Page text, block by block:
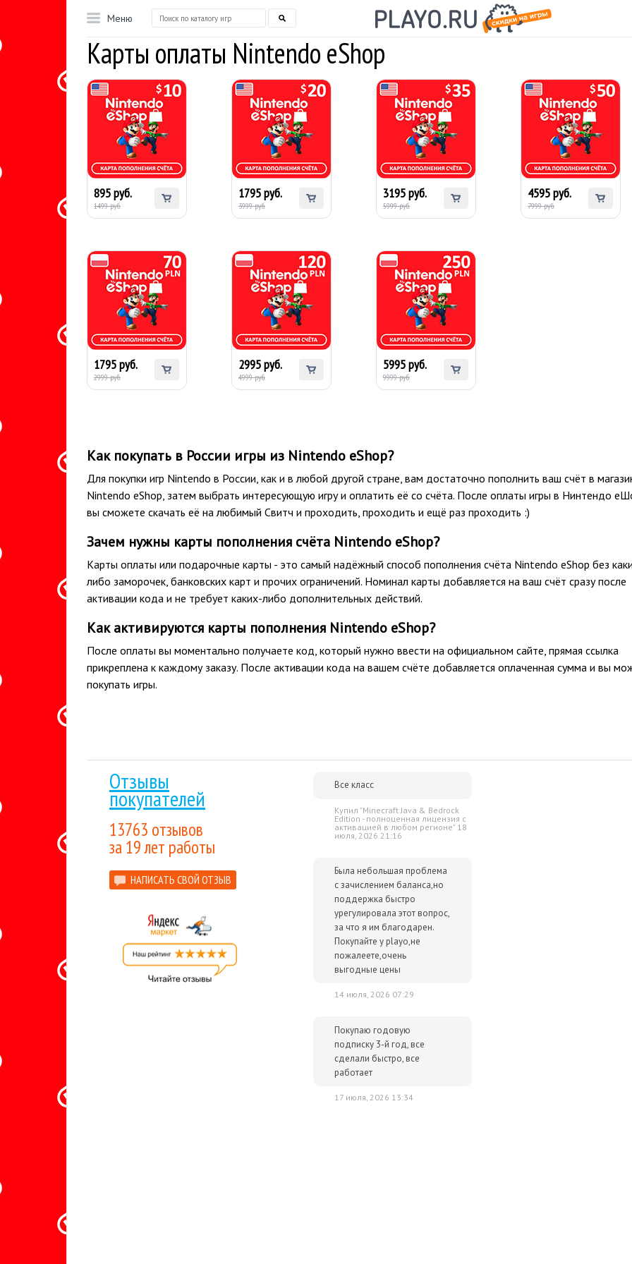
Меню
Карты оплаты Nintendo eShop
Карта оплаты
Nintendo eShop $10
(США)
895 руб.
1499 руб.
Карта оплаты
Nintendo eShop $20
(США)
1795 руб.
3999 руб.
Карта оплаты
Nintendo eShop $35
(США)
3195 руб.
5999 руб.
Карта оплаты
Nintendo eShop $50
(США)
4595 руб.
7999 руб.
Карта оплаты
Nintendo eShop 70
PLN (Польша)
1795 руб.
2999 руб.
Карта оплаты
Nintendo eShop 120
PLN (Польша)
2995 руб.
4999 руб.
Карта оплаты
Nintendo eShop 250
PLN (Польша)
5995 руб.
9999 руб.
Как покупать в России игры из Nintendo eShop?
Для покупки игр Nintendo в России, как и в любой другой стране, вам достаточно пополнить ваш счёт в
Nintendo eShop, затем выбрать интересующую игру и оплатить её со счёта. После оплаты игры в Нинтендо
вы сможете скачать её на любимый Свитч и проходить, проходить и ещё раз проходить :)
Зачем нужны карты пополнения счёта Nintendo eShop?
Карты оплаты или подарочные карты - это самый надёжный способ пополнения счёта Nintendo eShop без
либо заморочек, банковских карт и прочих ограничений. Номинал карты добавляется на ваш счёт сразу после
активации кода и не требует каких-либо дополнительных действий.
Как активируются карты пополнения Nintendo eShop?
После оплаты вы моментально получаете код, который нужно ввести на официальном сайте, прямая ссылка
прикреплена к каждому заказу. После активации кода на вашем счёте добавляется оплаченная сумма и вы
покупать игры.
Отзывы
покупателей
13763 отзывов
за 19 лет работы
НАПИСАТЬ СВОЙ ОТЗЫВ
Все класс
Купил "Minecraft Java & Bedrock
Edition - полноценная лицензия c
активацией в любом регионе" 18
июля, 2026 21:16
Была небольшая проблема
с зачислением баланса,но
поддержка быстро
урегулировала этот вопрос,
за что я им благодарен.
Покупайте у playo,не
пожалеете,очень
выгодные цены
14 июля, 2026 07:29
Покупаю годовую
подписку 3-й год, все
сделали быстро, все
работает
17 июля, 2026 13:34